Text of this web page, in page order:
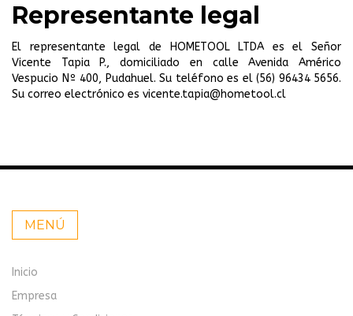
Representante legal
El representante legal de HOMETOOL LTDA es el Señor
Vicente Tapia P., domiciliado en calle Avenida Américo
Vespucio Nº 400, Pudahuel. Su teléfono es el (56) 96434 5656.
Su correo electrónico es vicente.tapia@hometool.cl
MENÚ
Inicio
Empresa